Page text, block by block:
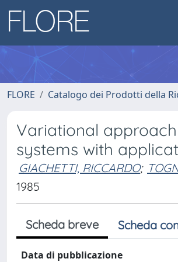
FLORE Catalogo dei Prodotti della
Variational
systems with
GIACHETTI, RICCARDO;
1985
Scheda breve Scheda
Data di pubblicazione